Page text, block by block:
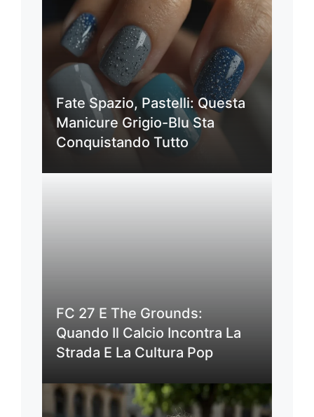
Fate Spazio, Pastelli: Questa
Manicure Grigio-Blu Sta
Conquistando Tutto
FC 27 E The Grounds:
Quando Il Calcio Incontra La
Strada E La Cultura Pop